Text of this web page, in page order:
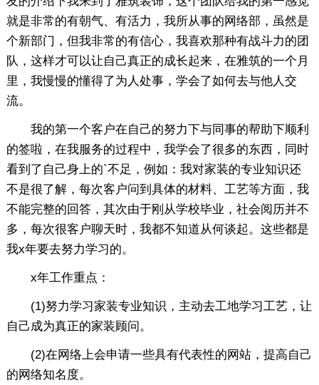
就是非常的有朝气、有活力，我所从事的网络部，虽然是
个新部门，但我非常的有信心，我喜欢那种有战斗力的团
队，这样才可以让自己真正的成长起来，在雅筑的一个月
里，我慢慢的懂得了为人处事，学会了如何去与他人交
流。
我的第一个客户在自己的努力下与同事的帮助下顺利
的签啦，在我服务的过程中，我学会了很多的东西，同时
看到了自己身上的`不足，例如：我对家装的专业知识还
不是很了解，每次客户问到具体的材料、工艺等方面，我
不能完整的回答，其次由于刚从学校毕业，社会阅历并不
多，每次很客户聊天时，我都不知道从何谈起。这些都是
我x年要去努力学习的。
x年工作重点：
(1)努力学习家装专业知识，主动去工地学习工艺，让
自己成为真正的家装顾问。
(2)在网络上会申请一些具有代表性的网站，提高自己
的网络知名度。